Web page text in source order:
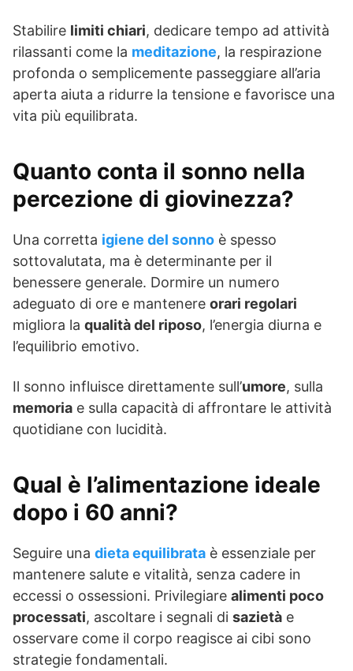
Stabilire limiti chiari, dedicare tempo ad attività
rilassanti come la meditazione, la respirazione
profonda o semplicemente passeggiare all’aria
aperta aiuta a ridurre la tensione e favorisce una
vita più equilibrata.
Quanto conta il sonno nella
percezione di giovinezza?
Una corretta igiene del sonno è spesso
sottovalutata, ma è determinante per il
benessere generale. Dormire un numero
adeguato di ore e mantenere orari regolari
migliora la qualità del riposo, l’energia diurna e
l’equilibrio emotivo.
Il sonno influisce direttamente sull’umore, sulla
memoria e sulla capacità di affrontare le attività
quotidiane con lucidità.
Qual è l’alimentazione ideale
dopo i 60 anni?
Seguire una dieta equilibrata è essenziale per
mantenere salute e vitalità, senza cadere in
eccessi o ossessioni. Privilegiare alimenti poco
processati, ascoltare i segnali di sazietà e
osservare come il corpo reagisce ai cibi sono
strategie fondamentali.